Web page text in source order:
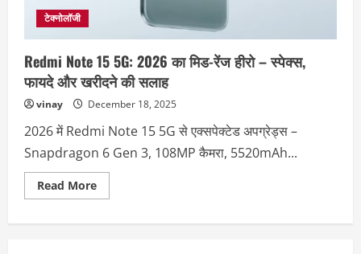
टेक्नोलॉजी
Redmi Note 15 5G: 2026 का मिड-रेंज हीरो – स्पेक्स,
फायदे और खरीदने की सलाह
vinay December 18, 2025
2026 में Redmi Note 15 5G से एक्सपेक्टेड अपग्रेड्स –
Snapdragon 6 Gen 3, 108MP कैमरा, 5520mAh...
Read MoreRead
more